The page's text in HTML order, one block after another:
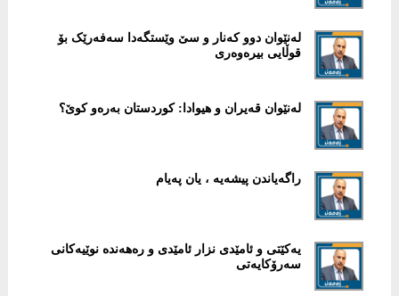
لەنێوان دوو کەنار و سێ وێستگەدا سەفەرێک بۆ
قوڵایی بیرەوەری
لەنێوان قەیران و هیوادا: کوردستان بەرەو کوێ؟
راگەیاندن پیشەیە ، یان پەیام
یەکێتی و ئامێدی نزار ئامێدی و رەهەندە نوێیەکانی
سەرۆکایەتی